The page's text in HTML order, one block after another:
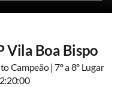
Vila Boa Bispo
Campeão | 7º a 8º Lugar